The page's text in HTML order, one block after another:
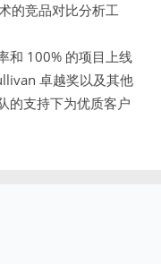
的竞品对比分析工
和 100% 的项目上线
卓越奖以及其他
的支持下为优质客户